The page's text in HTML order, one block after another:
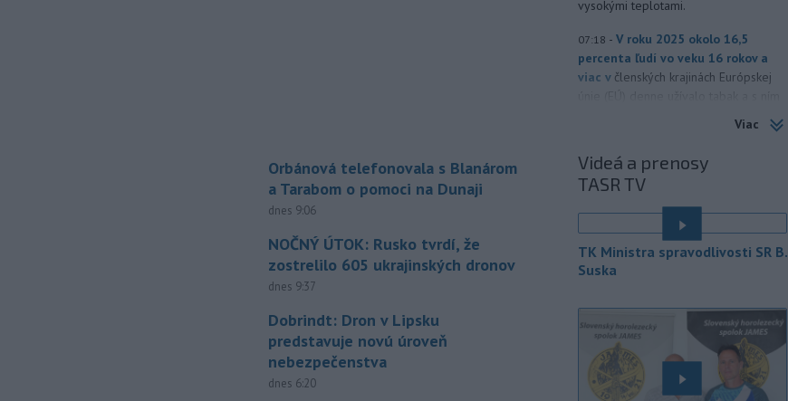
Orbánová telefonovala s Blanárom
a Tarabom o pomoci na Dunaji
dnes 9:06
NOČNÝ ÚTOK: Rusko tvrdí, že
zostrelilo 605 ukrajinských dronov
dnes 9:37
Dobrindt: Dron v Lipsku
predstavuje novú úroveň
nebezpečenstva
dnes 6:20
vysokými teplotami.
07:18 - V roku 2025 okolo 16,5
percenta ľudí vo veku 16 rokov a
viac v členských krajinách Európskej
futbalovej federácie (FIFA) sa
ospravedlnilo v
kontroverzným plánom predať
podiely na budúcich ziskoch z
majstrovstiev sveta súkromným
investorom. Na stretnutí v Rabate
06:06 - Americký štát Nové Mexiko v
stredu zažaloval ministerstvo
spravodlivosti USA a povereného
ministra Todda Blanchea. Tvrdí, že
Viac
Videá a prenosy
TASR TV
TK Ministra spravodlivosti SR B.
Suska